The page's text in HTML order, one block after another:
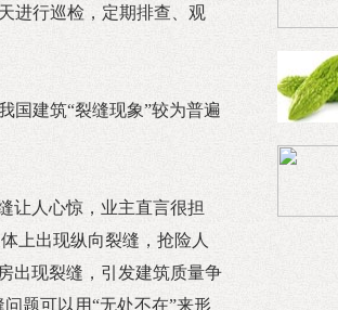
进行巡检，定期排查、观
国建筑“裂缝现象”较为普遍
让人心惊，业主直言很担
上出现纵向裂缝，抢险人
出现裂缝，引发建筑质量争
题可以用“无处不在”来形